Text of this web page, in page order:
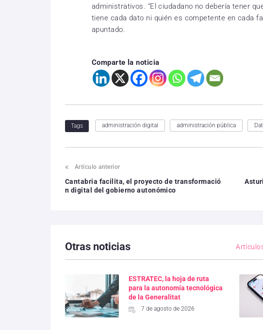
administrativos. “El ciudadano no debería tener
tiene cada dato ni quién es competente en cada
apuntado.
Comparte la noticia
Tags administración digital administración pública
Artículo anterior
Cantabria facilita, el proyecto de transformació
n digital del gobierno autonómico
Otras noticias
ESTRATEC, la hoja de ruta
para la autonomía tecnológica
de la Generalitat
7 de agosto de 2026